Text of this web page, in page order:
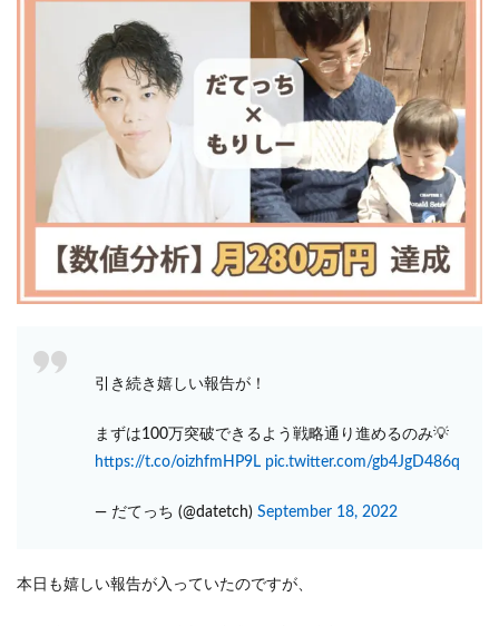
引き続き嬉しい報告が！
まずは100万突破できるよう戦略通り進めるのみ💡
https://t.co/oizhfmHP9L pic.twitter.com/gb4JgD486q
— だてっち (@datetch) September 18, 2022
本日も嬉しい報告が入っていたのですが、